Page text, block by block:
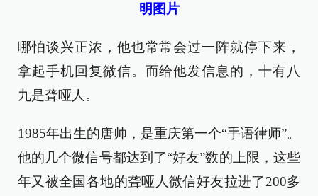
明图片
哪怕谈兴正浓，他也常常会过一阵就停下来，
拿起手机回复微信。而给他发信息的，十有八
九是聋哑人。
1985年出生的唐帅，是重庆第一个“手语律师”。
他的几个微信号都达到了“好友”数的上限，这些
年又被全国各地的聋哑人微信好友拉进了200多